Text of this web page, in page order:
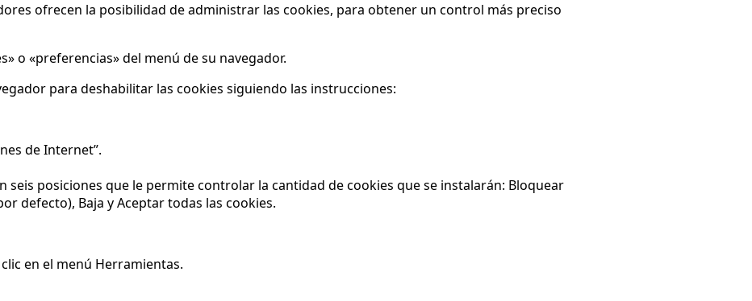
ofrecen la posibilidad de administrar las cookies, para obtener un control más preciso
o «preferencias» del menú de su navegador.
para deshabilitar las cookies siguiendo las instrucciones:
de Internet”.
posiciones que le permite controlar la cantidad de cookies que se instalarán: Bloquear
defecto), Baja y Aceptar todas las cookies.
en el menú Herramientas.